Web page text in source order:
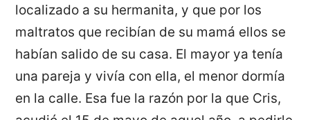
localizado a su hermanita, y que por los
maltratos que recibían de su mamá ellos se
habían salido de su casa. El mayor ya tenía
una pareja y vivía con ella, el menor dormía
en la calle. Esa fue la razón por la que Cris,